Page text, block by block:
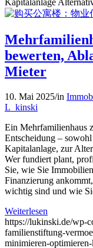
Kapitalanlage
bewerten,
Mieter
10. Mai 2025/in
L_kinski
Ein Mehrfamilienhaus
Entscheidung –
Kapitalanlage, zur
Wer fundiert plant,
Sie, wie Sie
Finanzierung
wichtig sind und wie
Weiterlesen
https://lukinski.de/wp-
familienstiftung-
minimieren-